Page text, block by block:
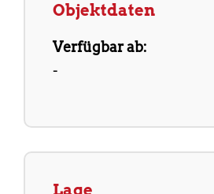
Objektdaten
Verfügbar ab:
-